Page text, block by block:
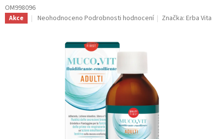
OM998096
Akce
Průměrné
hvězdiček.
Neohodnoceno Podrobnosti hodnocení Značka:Erba Vita